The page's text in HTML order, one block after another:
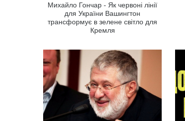
Михайло Гончар - Як червоні лінії
для України Вашингтон
трансформує в зелене світло для
Кремля